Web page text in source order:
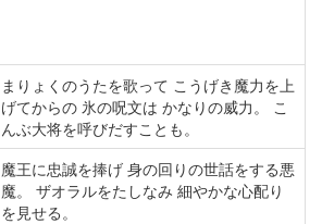
まりょくのうたを歌って こうげき魔力を上
げてからの 氷の呪文は かなりの威力。 こ
んぶ大将を呼びだすことも。
魔王に忠誠を捧げ 身の回りの世話をする悪
魔。 ザオラルをたしなみ 細やかな心配り
を見せる。